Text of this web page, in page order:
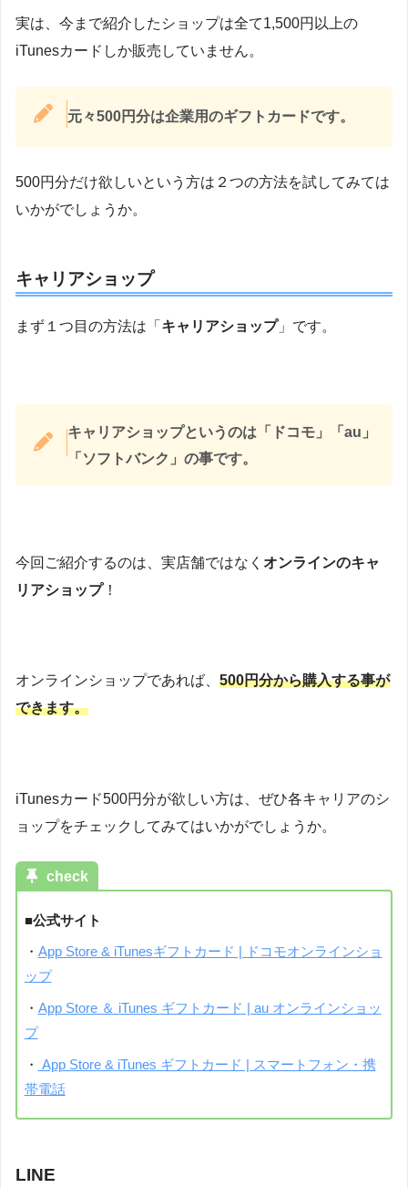
実は、今まで紹介したショップは全て1,500円以上の
iTunesカードしか販売していません。
元々500円分は企業用のギフトカードです。
500円分だけ欲しいという方は２つの方法を試してみては
いかがでしょうか。
キャリアショップ
まず１つ目の方法は「 キャリアショップ」です。
キャリアショップというのは「ドコモ」「au」
「ソフトバンク」の事です。
今回ご紹介するのは、実店舗ではなく オンラインのキャ
リアショップ！
オンラインショップであれば、 500円分から購入する事が
できます。
iTunesカード500円分が欲しい方は、ぜひ各キャリアのシ
ョップをチェックしてみてはいかがでしょうか。
check
■公式サイト
・ App Store & iTunesギフトカード | ドコモオンラインショ
ップ
・ App Store ＆ iTunes ギフトカード | au オンラインショッ
プ
・ App Store & iTunes ギフトカード | スマートフォン・携
帯電話
LINE